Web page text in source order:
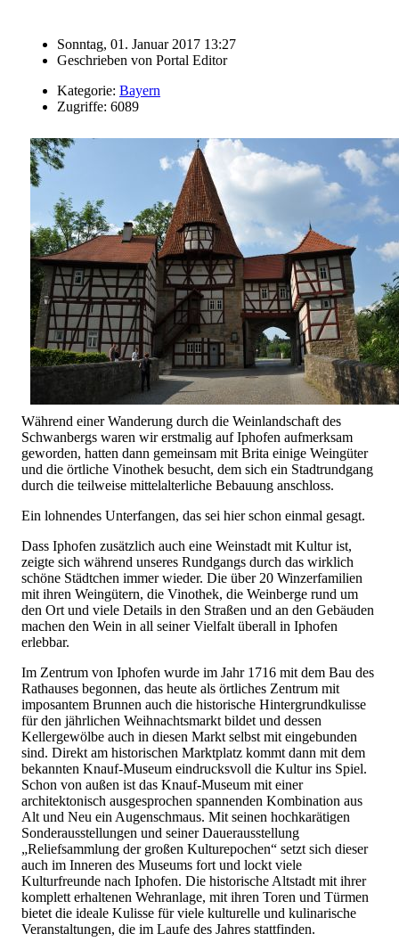
Sonntag, 01. Januar 2017 13:27
Geschrieben von Portal Editor
Kategorie: Bayern
Zugriffe: 6089
Während einer Wanderung durch die Weinlandschaft des
Schwanbergs waren wir erstmalig auf Iphofen aufmerksam
geworden, hatten dann gemeinsam mit Brita einige Weingüter
und die örtliche Vinothek besucht, dem sich ein Stadtrundgang
durch die teilweise mittelalterliche Bebauung anschloss.
Ein lohnendes Unterfangen, das sei hier schon einmal gesagt.
Dass Iphofen zusätzlich auch eine Weinstadt mit Kultur ist,
zeigte sich während unseres Rundgangs durch das wirklich
schöne Städtchen immer wieder. Die über 20 Winzerfamilien
mit ihren Weingütern, die Vinothek, die Weinberge rund um
den Ort und viele Details in den Straßen und an den Gebäuden
machen den Wein in all seiner Vielfalt überall in Iphofen
erlebbar.
Im Zentrum von Iphofen wurde im Jahr 1716 mit dem Bau des
Rathauses begonnen, das heute als örtliches Zentrum mit
imposantem Brunnen auch die historische Hintergrundkulisse
für den jährlichen Weihnachtsmarkt bildet und dessen
Kellergewölbe auch in diesen Markt selbst mit eingebunden
sind. Direkt am historischen Marktplatz kommt dann mit dem
bekannten Knauf-Museum eindrucksvoll die Kultur ins Spiel.
Schon von außen ist das Knauf-Museum mit einer
architektonisch ausgesprochen spannenden Kombination aus
Alt und Neu ein Augenschmaus. Mit seinen hochkarätigen
Sonderausstellungen und seiner Dauerausstellung
„Reliefsammlung der großen Kulturepochen“ setzt sich dieser
auch im Inneren des Museums fort und lockt viele
Kulturfreunde nach Iphofen. Die historische Altstadt mit ihrer
komplett erhaltenen Wehranlage, mit ihren Toren und Türmen
bietet die ideale Kulisse für viele kulturelle und kulinarische
Veranstaltungen, die im Laufe des Jahres stattfinden.